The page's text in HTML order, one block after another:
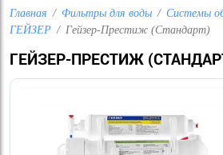
Главная Фильтры для воды
Системы
ГЕЙЗЕР
Гейзер-Престиж (Стандарт)
ГЕЙЗЕР-ПРЕСТИЖ